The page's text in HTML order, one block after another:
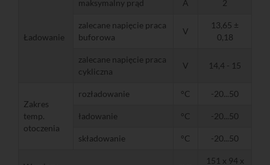
Ładowanie
maksymalny prąd A 2
zalecane napięcie praca
buforowa
V
13,65 ±
0,18
zalecane napięcie praca
cykliczna
V 14,4 - 15
Zakres
temp.
otoczenia
rozładowanie °C -20...50
ładowanie °C -20...50
składowanie °C -20...50
151 x 94 x